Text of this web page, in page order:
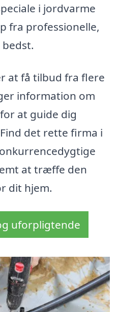
i jordvarme
fra professionelle,
at få tilbud fra flere
information om
at guide dig
det rette firma i
at træffe den
dit hjem.
uforpligtende